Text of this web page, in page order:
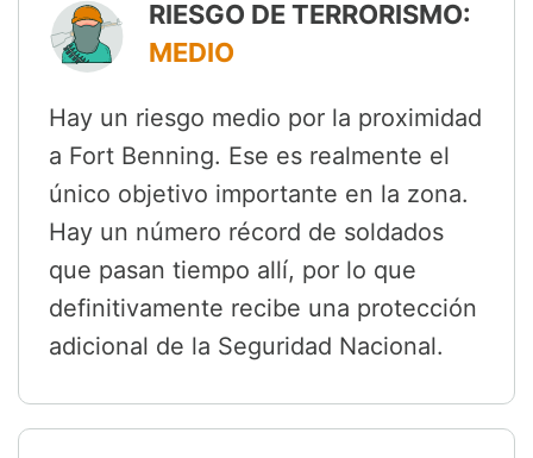
RIESGO DE TERRORISMO:
MEDIO
Hay un riesgo medio por la proximidad
a Fort Benning. Ese es realmente el
único objetivo importante en la zona.
Hay un número récord de soldados
que pasan tiempo allí, por lo que
definitivamente recibe una protección
adicional de la Seguridad Nacional.